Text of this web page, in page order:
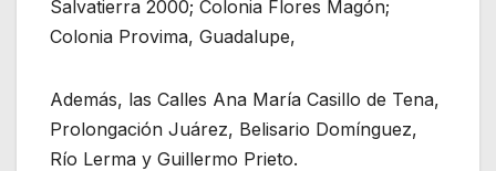
Salvatierra 2000; Colonia Flores Magón;
Colonia Provima, Guadalupe,
Además, las Calles Ana María Casillo de Tena,
Prolongación Juárez, Belisario Domínguez,
Río Lerma y Guillermo Prieto.